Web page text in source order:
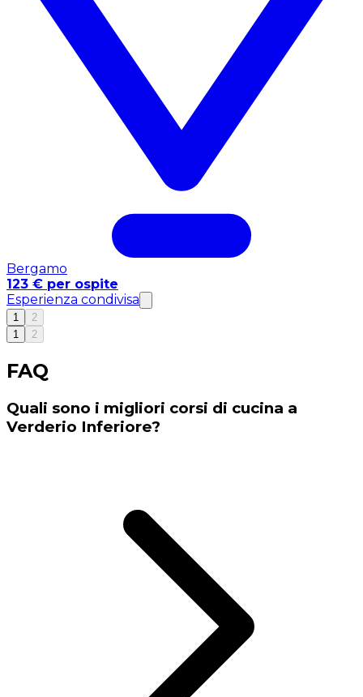
Bergamo
123 € per ospite
Esperienza condivisa
1
2
1
2
FAQ
Quali sono i migliori corsi di cucina a
Verderio Inferiore?